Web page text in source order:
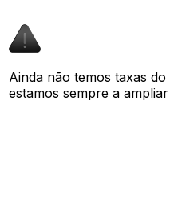
Ainda não temos taxas
estamos sempre a